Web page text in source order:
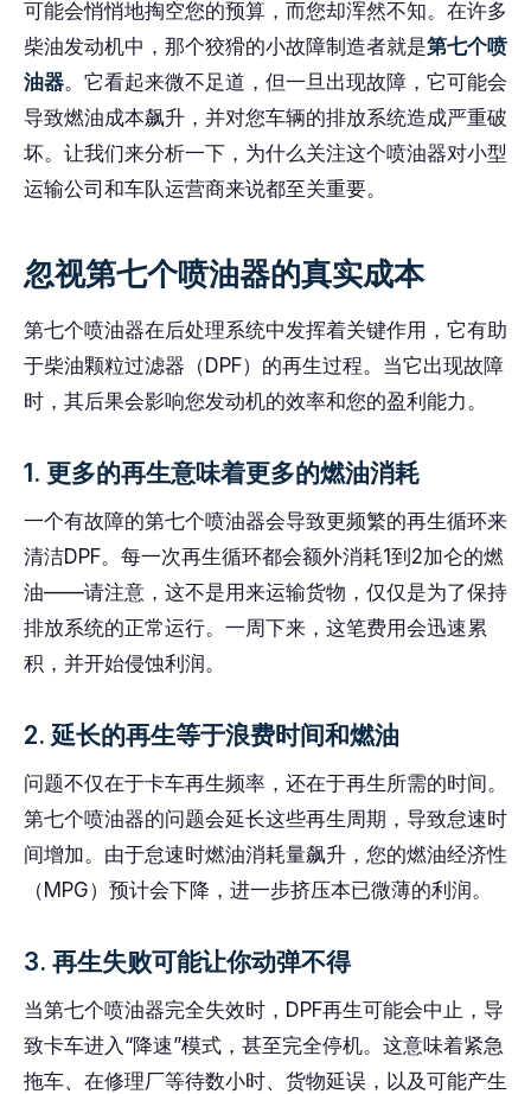
可能会悄悄地掏空您的预算，而您却浑然不知。在许多
柴油发动机中，那个狡猾的小故障制造者就是第七个喷
油器。它看起来微不足道，但一旦出现故障，它可能会
导致燃油成本飙升，并对您车辆的排放系统造成严重破
坏。让我们来分析一下，为什么关注这个喷油器对小型
运输公司和车队运营商来说都至关重要。
忽视第七个喷油器的真实成本
第七个喷油器在后处理系统中发挥着关键作用，它有助
于柴油颗粒过滤器（DPF）的再生过程。当它出现故障
时，其后果会影响您发动机的效率和您的盈利能力。
1. 更多的再生意味着更多的燃油消耗
一个有故障的第七个喷油器会导致更频繁的再生循环来
清洁DPF。每一次再生循环都会额外消耗1到2加仑的燃
油——请注意，这不是用来运输货物，仅仅是为了保持
排放系统的正常运行。一周下来，这笔费用会迅速累
积，并开始侵蚀利润。
2. 延长的再生等于浪费时间和燃油
问题不仅在于卡车再生频率，还在于再生所需的时间。
第七个喷油器的问题会延长这些再生周期，导致怠速时
间增加。由于怠速时燃油消耗量飙升，您的燃油经济性
（MPG）预计会下降，进一步挤压本已微薄的利润。
3. 再生失败可能让你动弹不得
当第七个喷油器完全失效时，DPF再生可能会中止，导
致卡车进入“降速”模式，甚至完全停机。这意味着紧急
拖车、在修理厂等待数小时、货物延误，以及可能产生